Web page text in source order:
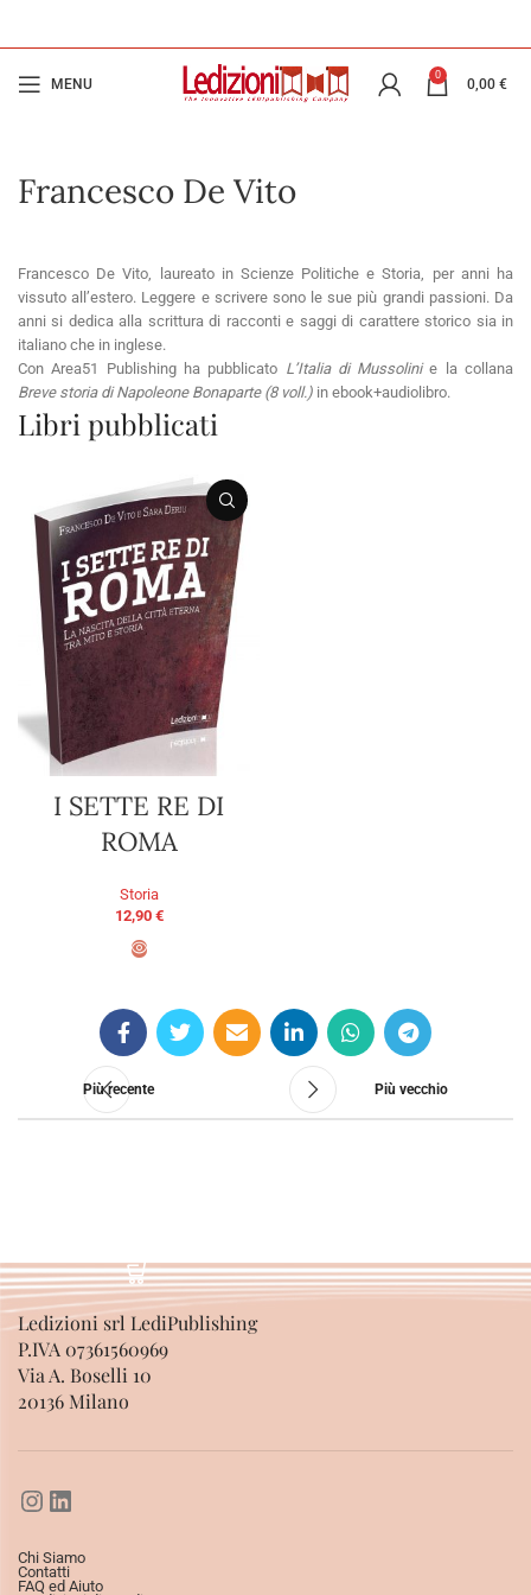
MENU
0
0,00 €
Francesco De Vito
Francesco De Vito, laureato in Scienze Politiche e Storia, per anni ha
vissuto all’estero. Leggere e scrivere sono le sue più grandi passioni. Da
anni si dedica alla scrittura di racconti e saggi di carattere storico sia in
italiano che in inglese.
Con Area51 Publishing ha pubblicato L’Italia di Mussolinie la collana
Breve storia di Napoleone Bonaparte (8 voll.) in ebook+audiolibro.
Libri pubblicati
I SETTE RE DI
ROMA
Storia
12,90 €
Più recente Più vecchio
Ledizioni srl LediPublishing
P.IVA 07361560969
Via A. Boselli 10
20136 Milano
Chi Siamo
Contatti
FAQ ed Aiuto